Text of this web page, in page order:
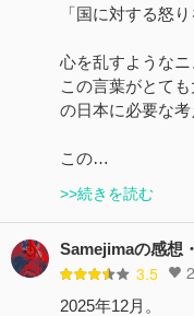
「国に対する怒
心を乱すようなニ
この言葉がとて
の日本に必要な考
この…
>>続きを読む
Samejimaの感想
3.5 2
2025年12月。